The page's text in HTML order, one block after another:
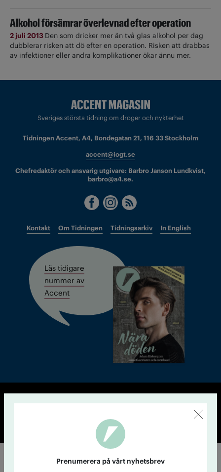
Alkohol försämrar överlevnad efter operation
2 juli 2013 Den som dricker mer än två glas alkohol per dag
dubblerar risken att dö efter en operation. Risken att drabbas
av infektioner eller andra komplikationer ökar ännu mer.
Sveriges största tidning om droger och nykterhet
Tidningen Accent, A4, Bondegatan 21, 116 33 Stockholm
accent@iogt.se
Chefredaktör och ansvarig utgivare: Barbro Janson Lundkvist,
barbro@a4.se.
Kontakt Om Tidningen Tidningsarkiv In English
Läs tidigare
nummer av
Accent
Personuppgiftspolicy
Prenumerera på vårt nyhetsbrev